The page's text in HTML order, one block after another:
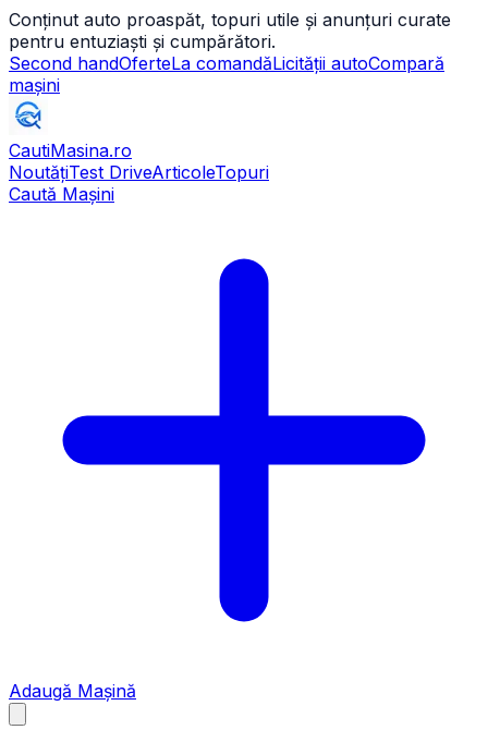
Conținut auto proaspăt, topuri utile și anunțuri curate
pentru entuziaști și cumpărători.
Second handOferteLa comandăLicității autoCompară
mașini
CautiMasina.ro
NoutățiTest DriveArticoleTopuri
Caută Mașini
Adaugă Mașină